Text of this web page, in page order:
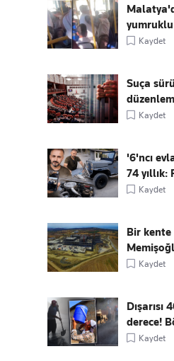
Kaydet
Suça
Kaydet
'6'ncı
74 yıllık:
Kaydet
Bir
Kaydet
Dışarısı
derece!
Kaydet